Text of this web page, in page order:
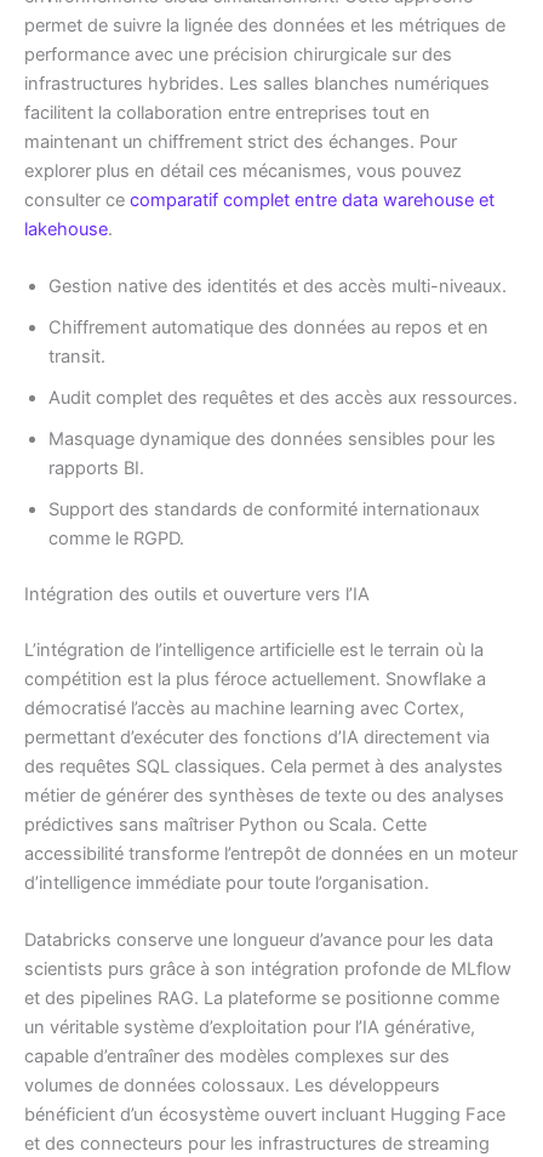
permet de suivre la lignée des données et les métriques de
performance avec une précision chirurgicale sur des
infrastructures hybrides. Les salles blanches numériques
facilitent la collaboration entre entreprises tout en
maintenant un chiffrement strict des échanges. Pour
explorer plus en détail ces mécanismes, vous pouvez
consulter ce comparatif complet entre data warehouse et
lakehouse.
Gestion native des identités et des accès multi-niveaux.
Chiffrement automatique des données au repos et en
transit.
Audit complet des requêtes et des accès aux ressources.
Masquage dynamique des données sensibles pour les
rapports BI.
Support des standards de conformité internationaux
comme le RGPD.
Intégration des outils et ouverture vers l’IA
L’intégration de l’intelligence artificielle est le terrain où la
compétition est la plus féroce actuellement. Snowflake a
démocratisé l’accès au machine learning avec Cortex,
permettant d’exécuter des fonctions d’IA directement via
des requêtes SQL classiques. Cela permet à des analystes
métier de générer des synthèses de texte ou des analyses
prédictives sans maîtriser Python ou Scala. Cette
accessibilité transforme l’entrepôt de données en un moteur
d’intelligence immédiate pour toute l’organisation.
Databricks conserve une longueur d’avance pour les data
scientists purs grâce à son intégration profonde de MLflow
et des pipelines RAG. La plateforme se positionne comme
un véritable système d’exploitation pour l’IA générative,
capable d’entraîner des modèles complexes sur des
volumes de données colossaux. Les développeurs
bénéficient d’un écosystème ouvert incluant Hugging Face
et des connecteurs pour les infrastructures de streaming